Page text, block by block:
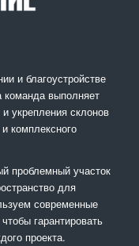
и благоустройстве
выполняет
укрепления склонов
комплексного
проблемный участок
для
современные
гарантировать
проекта.